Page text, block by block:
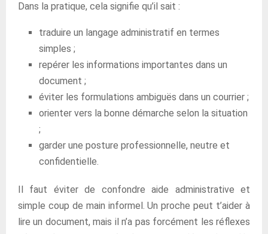
Dans la pratique, cela signifie qu’il sait :
traduire un langage administratif en termes
simples ;
repérer les informations importantes dans un
document ;
éviter les formulations ambiguës dans un courrier ;
orienter vers la bonne démarche selon la situation
;
garder une posture professionnelle, neutre et
confidentielle.
Il faut éviter de confondre aide administrative et
simple coup de main informel. Un proche peut t’aider à
lire un document, mais il n’a pas forcément les réflexes